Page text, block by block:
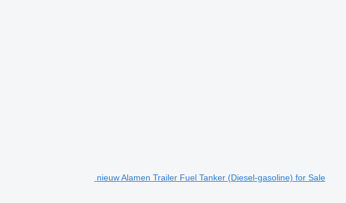
nieuw Alamen Trailer Fuel Tanker (Diesel-gasoline) for Sale